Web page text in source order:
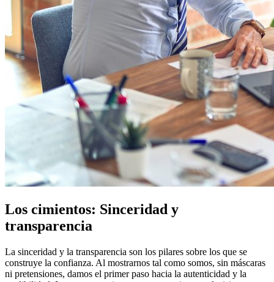
Los cimientos: Sinceridad y
transparencia
La sinceridad y la transparencia son los pilares sobre los que se
construye la confianza. Al mostrarnos tal como somos, sin máscaras
ni pretensiones, damos el primer paso hacia la autenticidad y la